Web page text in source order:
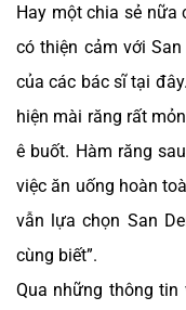
Hay một chia sẻ nữa
có thiện cảm với
của các bác sĩ tại
hiện mài răng rất
ê buốt. Hàm răng
việc ăn uống hoàn
vẫn lựa chọn San
cùng biết”.
Qua những thông tin